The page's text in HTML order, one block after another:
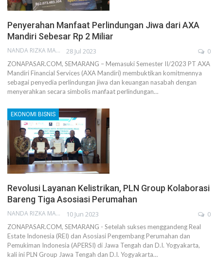
Penyerahan Manfaat Perlindungan Jiwa dari AXA
Mandiri Sebesar Rp 2 Miliar
NANDA RIZKA MAHENDRA 28 Jul 2023 0
ZONAPASAR.COM, SEMARANG – Memasuki Semester II/2023 PT AXA
Mandiri Financial Services (AXA Mandiri) membuktikan komitmennya
sebagai penyedia perlindungan jiwa dan keuangan nasabah dengan
menyerahkan secara simbolis manfaat perlindungan…
EKONOMI BISNIS
Revolusi Layanan Kelistrikan, PLN Group Kolaborasi
Bareng Tiga Asosiasi Perumahan
NANDA RIZKA MAHENDRA 10 Jun 2023 0
ZONAPASAR.COM, SEMARANG - Setelah sukses menggandeng Real
Estate Indonesia (REI) dan Asosiasi Pengembang Perumahan dan
Pemukiman Indonesia (APERSI) di Jawa Tengah dan D.I. Yogyakarta,
kali ini PLN Group Jawa Tengah dan D.I. Yogyakarta…